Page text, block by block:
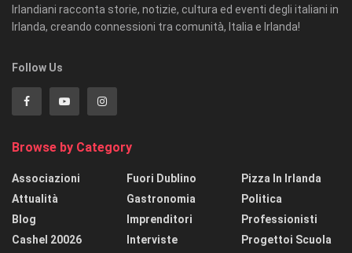
Irlandiani racconta storie, notizie, cultura ed eventi degli italiani in
Irlanda, creando connessioni tra comunità, Italia e Irlanda!
Follow Us
Browse by Category
Associazioni
Attualità
Blog
Cashel 20026
Fuori Dublino
Gastronomia
Imprenditori
Interviste
Pizza In Irlanda
Politica
Professionisti
Progettoi Scuola